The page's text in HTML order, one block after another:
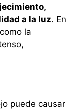
a la luz. En
la
puede causar